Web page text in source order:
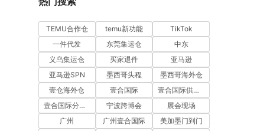
TEMU合作仓 temu新功能
TikTok
一件代发
东莞集运仓
中东
义乌集运仓
买家退件
亚马逊
亚马逊SPN
墨西哥头程
墨西哥海外仓
壹仓海外仓
壹合国际
壹合国际供应链
壹合国际分公司开业
宁波跨博会
展会现场
广州
广州壹合国际
美加墨门到门